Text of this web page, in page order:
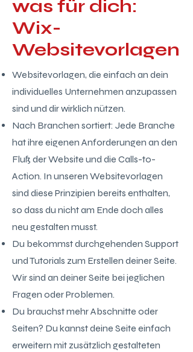
was für dich:
Wix-
Websitevorlagen
Websitevorlagen, die einfach an dein
individuelles Unternehmen anzupassen
sind und dir wirklich nützen.
Nach Branchen sortiert: Jede Branche
hat ihre eigenen Anforderungen an den
Fluß der Website und die Calls-to-
Action. In unseren Websitevorlagen
sind diese Prinzipien bereits enthalten,
so dass du nicht am Ende doch alles
neu gestalten musst.
Du bekommst durchgehenden Support
und Tutorials zum Erstellen deiner Seite.
Wir sind an deiner Seite bei jeglichen
Fragen oder Problemen.
Du brauchst mehr Abschnitte oder
Seiten? Du kannst deine Seite einfach
erweitern mit zusätzlich gestalteten